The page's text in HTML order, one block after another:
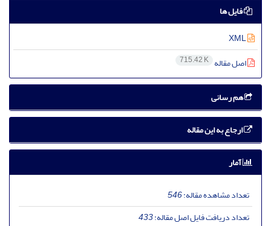
فایل ها
اصل مقاله 715.42 K
هم رسانی
ارجاع به این مقاله
آمار
تعداد مشاهده مقاله:546
تعداد دریافت فایل اصل مقاله:433